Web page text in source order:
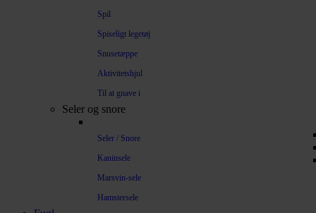
Spil
Spiseligt legetøj
Snusetæppe
Aktivitetshjul
Til at gnave i
Seler og snore
Seler / Snore
Kaninsele
Marsvin-sele
Hamstersele